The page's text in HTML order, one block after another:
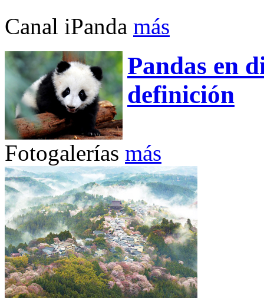
Canal iPanda más
Pandas en
definición
Fotogalerías más